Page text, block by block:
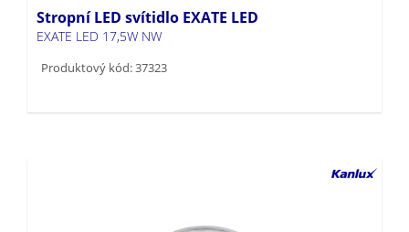
Stropní LED svítidlo EXATE LED
EXATE LED 17,5W NW
Produktový kód: 37323